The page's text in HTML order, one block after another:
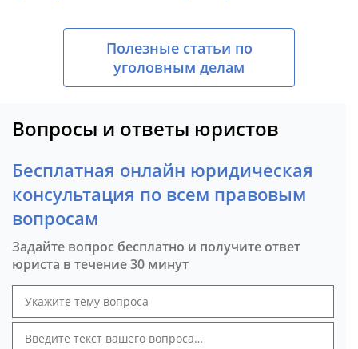
Полезные статьи по
уголовным делам
Вопросы и ответы юристов
Бесплатная онлайн юридическая
консультация по всем правовым
вопросам
Задайте вопрос бесплатно и получите ответ
юриста в течение 30 минут